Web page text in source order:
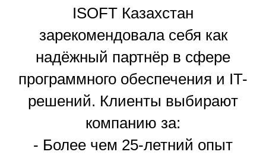
ISOFT Казахстан
зарекомендовала себя как
надёжный партнёр в сфере
программного обеспечения и IT-
решений. Клиенты выбирают
компанию за:
- Более чем 25-летний опыт